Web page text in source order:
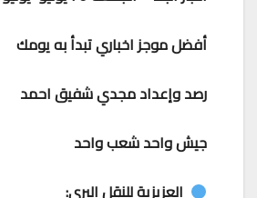
أفضل موجز اخباري تبدأ به يومك
رصد وإعداد مجدي شفيق احمد
جيش واحد شعب واحد
العزيزية للنقل البري: